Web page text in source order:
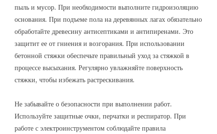
пыль и мусор. При необходимости выполните гидроизоляцию
основания. При подъеме пола на деревянных лагах обязательно
обработайте древесину антисептиками и антипиренами. Это
защитит ее от гниения и возгорания. При использовании
бетонной стяжки обеспечьте правильный уход за стяжкой в
процессе высыхания. Регулярно увлажняйте поверхность
стяжки, чтобы избежать растрескивания.
Не забывайте о безопасности при выполнении работ.
Используйте защитные очки, перчатки и респиратор. При
работе с электроинструментом соблюдайте правила